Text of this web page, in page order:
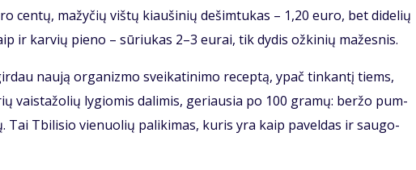
cen­tų, ma­žy­čių viš­tų kiau­ši­nių de­šim­tu­kas – 1,20 eu­ro, bet di­de­lių
ir kar­vių pie­no – sū­riu­kas 2–3 eu­rai, tik dy­dis ož­ki­nių ma­žes­nis.
nau­ją or­ga­niz­mo svei­ka­ti­ni­mo re­cep­tą, ypač tin­kan­tį tiems,
vais­ta­žo­lių ly­gio­mis da­li­mis, ge­riau­sia po 100 gra­mų: ber­žo pum­
Tai Tbi­li­sio vie­nuo­lių pa­li­ki­mas, ku­ris yra kaip pa­vel­das ir sau­go­